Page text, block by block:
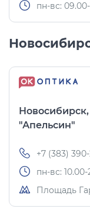
пн-вс:
"Апельсин"
+7 (383)
пн-вс: 10.00-
Площадь